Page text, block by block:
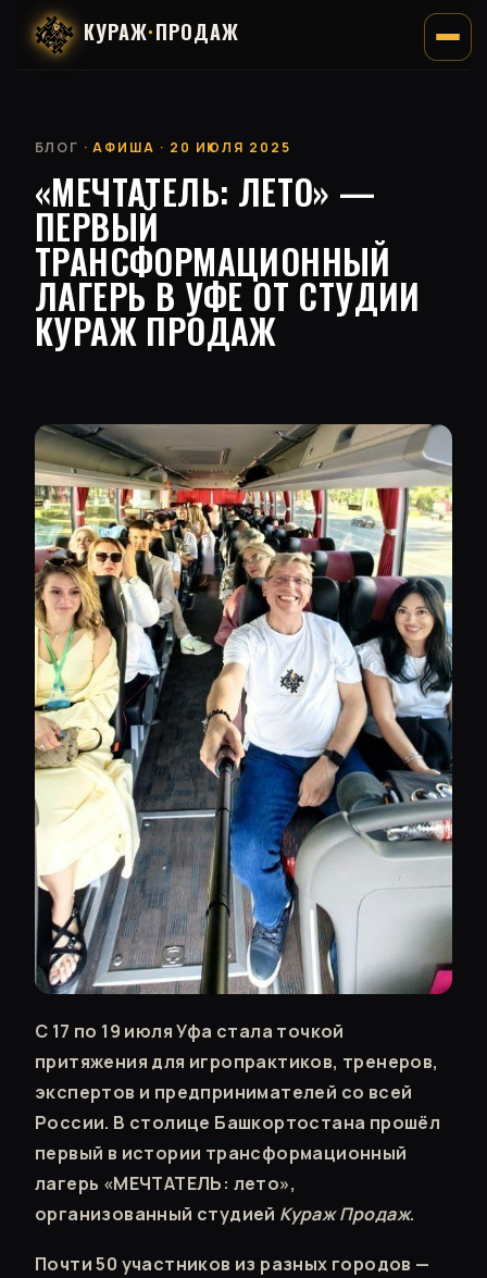
КУРАЖ·ПРОДАЖ
БЛОГ · АФИША · 20 ИЮЛЯ 2025
«МЕЧТАТЕЛЬ: ЛЕТО» —
ПЕРВЫЙ
ТРАНСФОРМАЦИОННЫЙ
ЛАГЕРЬ В УФЕ ОТ СТУДИИ
КУРАЖ ПРОДАЖ
С 17 по 19 июля Уфа стала точкой
притяжения для игропрактиков, тренеров,
экспертов и предпринимателей со всей
России. В столице Башкортостана прошёл
первый в истории трансформационный
лагерь «МЕЧТАТЕЛЬ: лето»,
организованный студией Кураж Продаж.
Почти 50 участников из разных городов —